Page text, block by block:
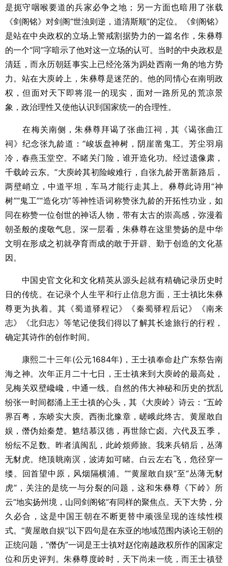
是扼守咽喉要道的兵家必争之地；另一方面也暗用了张载
《剑阁铭》对剑阁“世浊则逆，道清斯顺”的定位。《剑阁铭》
是站在中央政权的立场上警戒割据势力的一篇名作，朱彝尊
的一个“同”字暗示了他对这一立场的认可。当时的中央政权是
清廷，而永历朝廷事实上已经沦落为跼处西南一角的地方势
力。站在大庾岭上，朱彝尊是迷茫的。他的同情心在南明政
权，但面对天下即将混一的现实，面对一路所见的荒凉景
象，政治理性又使他认识到国家统一的合理性。
在梅关南侧，朱彝尊拜谒了张曲江祠，其《谒张曲江
祠》纪念张九龄道：“峻坂盘神树，阴崖凿鬼工。芳尘羽扇
冷，春燕玉堂空。不睹关门险，谁开造化功。经过遗像肃，
千载岭云东。”大庾岭其初险峻难行，自张九龄开凿新路后，
两壁峭立，中道平坦，车马才能行走其上。彝尊此诗用“神
树”“鬼工”“造化功”等神性语词称赞张九龄的开拓性功业，如
同在称赞一位创世的神话人物，带有太古的崇高感，弥漫着
朝圣般的虔敬气息。深一层看，朱彝尊在这里赞扬的是中华
文明在形成之初就孕育而成的敢于开辟、勤于创造的文化基
因。
中国史官文化和文化精英从源头起就有精确记录历史时
日的传统。在记录个人生平和行止信息方面，王士禛比朱彝
尊更为执着。其《蜀道驿程记》《秦蜀驿程后记》《南来
志》《北归志》等笔记使我们得以了解其长途旅行的行程，
确定其诗作的创作时间。
康熙二十三年(公元1684年)，王士禛奉命赴广东祭告南
海之神。次年正月二十七日，王士禛来到大庾岭的最高处，
见梅关双壁巉巉，中通一线。自然的伟大神秘和历史的扰乱
纷张一时间都涌上王士禛的心头，其《大庾岭》诗云：“五岭
界百粤，东峤实大庾。西衡北豫章，嵯峨此终古。黄屋敢自
娱，僭伪始秦楚。魋结慕汉德，再世除亡卤。六代及五季，
纷纭不足数。昨者滇闽乱，此岭烦师旅。我来兵销后，丛薄
无豺虎。绝顶眺南溟，波涛如可睹。白云左右飞，危径穿一
缕。回首望中原，风烟隔横浦。”“黄屋敢自娱”至“丛薄无豺
虎”，关注的是统一与分裂的问题，这和朱彝尊《下岭》所
云“地实扬州境，山同剑阁铭”有同样的聚焦点。天下大势，分
久必合，这是中国王朝在不断更替中顽强呈现的连续性模
式。“黄屋敢自娱”以下四句是在东亚的地域范围内谈论王朝的
正统问题，“僭伪”一词是王士禛对赵佗南越政权所作的国家定
位和历史评判。朱彝尊度岭时，天下尚未一统，而王士禛登